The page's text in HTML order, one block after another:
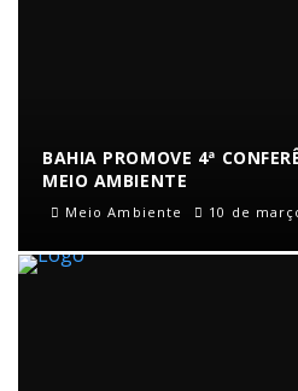
BAHIA PROMOVE 4ª
MEIO AMBIENTE
Meio Ambiente 10 de